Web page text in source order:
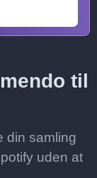
til
din samling
uden at